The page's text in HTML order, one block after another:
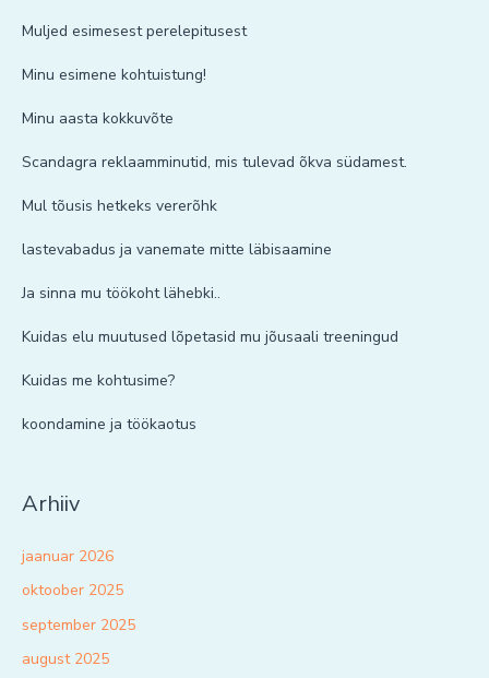
Muljed esimesest perelepitusest
Minu esimene kohtuistung!
Minu aasta kokkuvõte
Scandagra reklaamminutid, mis tulevad õkva südamest.
Mul tõusis hetkeks vererõhk
lastevabadus ja vanemate mitte läbisaamine
Ja sinna mu töökoht lähebki..
Kuidas elu muutused lõpetasid mu jõusaali treeningud
Kuidas me kohtusime?
koondamine ja töökaotus
Arhiiv
jaanuar 2026
oktoober 2025
september 2025
august 2025